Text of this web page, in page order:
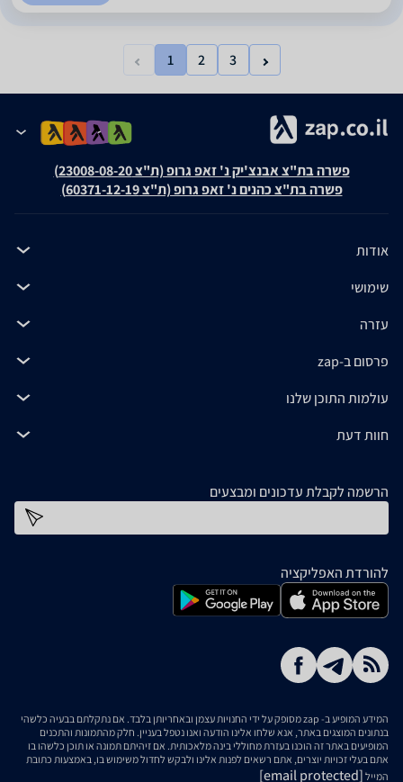
1 2 3
פשרה בת"צ אבנצ'יק נ' זאפ גרופ (ת"צ 23008-08-20)
פשרה בת"צ כהנים נ' זאפ גרופ (ת"צ 60371-12-19)
אודות
שימושי
עזרה
פרסום ב-zap
עולמות התוכן שלנו
חוות דעת
הרשמה לקבלת עדכונים ומבצעים
להורדת האפליקציה
המידע המופיע ב- zap מסופק על ידי החנויות עצמן ובאחריותן בלבד. אם נתקלתם בבעיה כלשהי
בנתונים המוצגים באתר, אנא שלחו אלינו הודעה ואנו נטפל בעניין. חלק מהתמונות והתכנים
המופיעים באתר זה הוכנו בעזרת מחוללי בינה מלאכותית. אם זיהיתם תמונה או תוכן כלשהו בו
אתם בעלי זכויות יוצרים, אתם רשאים לפנות אלינו ולבקש לחדול משימוש בו, באמצעות כתובת
המייל [email protected]